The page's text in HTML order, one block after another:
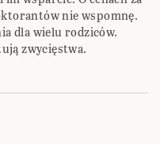
nie wspomnę.
dla wielu rodziców.
zwycięstwa.